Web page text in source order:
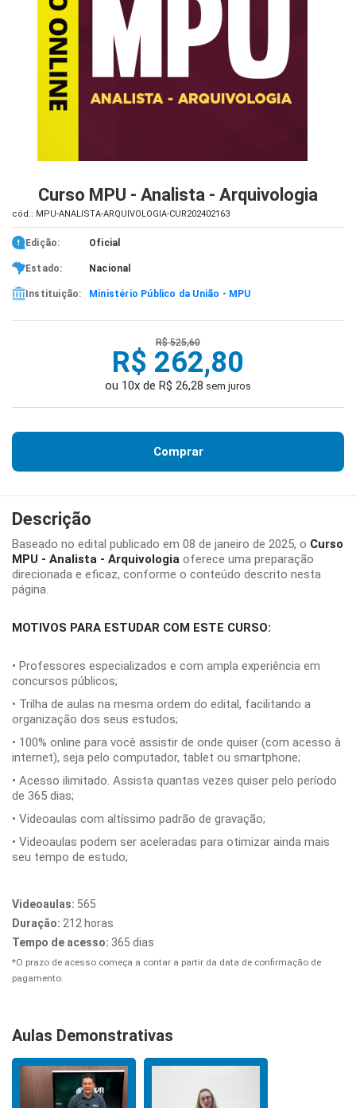
Curso MPU - Analista - Arquivologia
cód.: MPU-ANALISTA-ARQUIVOLOGIA-CUR202402163
Edição: Oficial
Estado: Nacional
Instituição: Ministério Público da União - MPU
R$ 525,60
R$ 262,80
ou 10x de R$ 26,28 sem juros
Comprar
Descrição
Baseado no edital publicado em 08 de janeiro de 2025, o Curso
MPU - Analista - Arquivologia oferece uma preparação
direcionada e eficaz, conforme o conteúdo descrito nesta
página.
MOTIVOS PARA ESTUDAR COM ESTE CURSO:
• Professores especializados e com ampla experiência em
concursos públicos;
• Trilha de aulas na mesma ordem do edital, facilitando a
organização dos seus estudos;
• 100% online para você assistir de onde quiser (com acesso à
internet), seja pelo computador, tablet ou smartphone;
• Acesso ilimitado. Assista quantas vezes quiser pelo período
de 365 dias;
• Videoaulas com altíssimo padrão de gravação;
• Videoaulas podem ser aceleradas para otimizar ainda mais
seu tempo de estudo;
Videoaulas: 565
Duração: 212 horas
Tempo de acesso: 365 dias
*O prazo de acesso começa a contar a partir da data de confirmação de
pagamento.
Aulas Demonstrativas